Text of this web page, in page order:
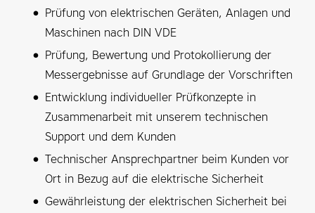
Prüfung von elektrischen Geräten, Anlagen und
Maschinen nach DIN VDE
Prüfung, Bewertung und Protokollierung der
Messergebnisse auf Grundlage der Vorschriften
Entwicklung individueller Prüfkonzepte in
Zusammenarbeit mit unserem technischen
Support und dem Kunden
Technischer Ansprechpartner beim Kunden vor
Ort in Bezug auf die elektrische Sicherheit
Gewährleistung der elektrischen Sicherheit bei